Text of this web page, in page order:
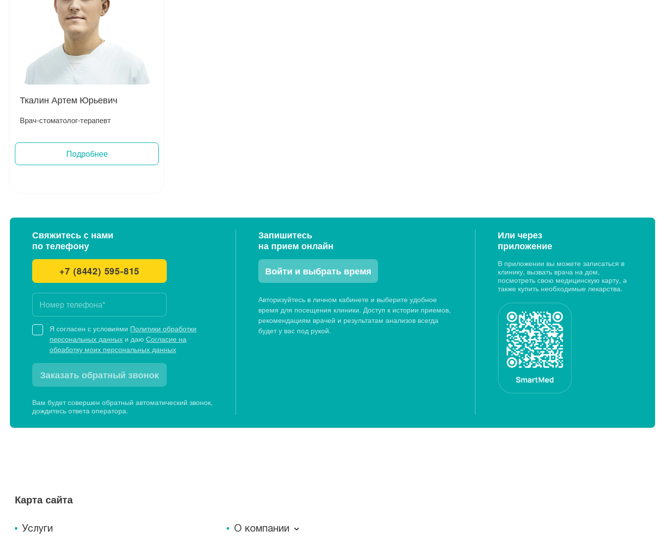
Ткалин Артем Юрьевич
Врач-стоматолог-терапевт
Записаться на прием
Подробнее
Свяжитесь с нами
по телефону
+7 (8442) 595-815
Я согласен с условиями Политики обработки
персональных данных и даю Согласие на
обработку моих персональных данных
Заказать обратный звонок
Вам будет совершен обратный автоматический звонок,
дождитесь ответа оператора.
Запишитесь
на прием онлайн
Войти и выбрать время
Авторизуйтесь в личном кабинете и выберите удобное
время для посещения клиники. Доступ к истории приемов,
рекомендациям врачей и результатам анализов всегда
будет у вас под рукой.
Или через
приложение
В приложении вы можете записаться в
клинику, вызвать врача на дом,
посмотреть свою медицинскую карту, а
также купить необходимые лекарства.
Карта сайта
Услуги О компании